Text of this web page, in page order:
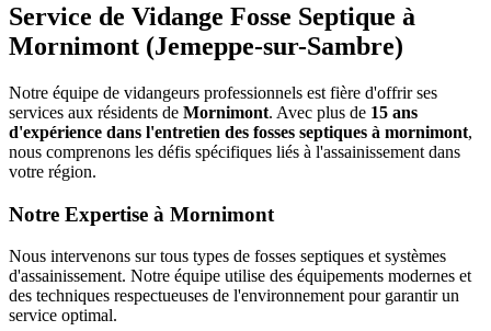
Service de Vidange Fosse Septique à
Mornimont (Jemeppe-sur-Sambre)
Notre équipe de vidangeurs professionnels est fière d'offrir ses
services aux résidents de Mornimont. Avec plus de 15 ans
d'expérience dans l'entretien des fosses septiques à mornimont,
nous comprenons les défis spécifiques liés à l'assainissement dans
votre région.
Notre Expertise à Mornimont
Nous intervenons sur tous types de fosses septiques et systèmes
d'assainissement. Notre équipe utilise des équipements modernes et
des techniques respectueuses de l'environnement pour garantir un
service optimal.